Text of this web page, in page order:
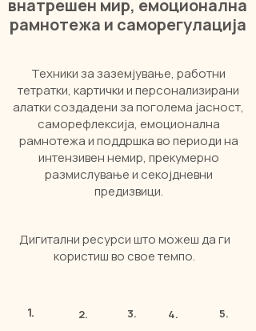
внатрешен мир, емоционална
рамнотежа и саморегулација
Техники за заземјување, работни
тетратки, картички и персонализирани
алатки создадени за поголема јасност,
саморефлексија, емоционална
рамнотежа и поддршка во периоди на
интензивен немир, прекумерно
размислување и секојдневни
предизвици.
Дигитални ресурси што можеш да ги
користиш во свое темпо.
1. 2. 4.
3. 5.